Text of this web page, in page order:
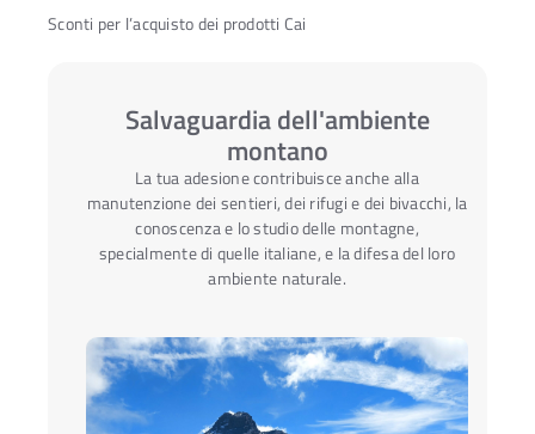
Sconti per l’acquisto dei prodotti Cai
Salvaguardia dell'ambiente
montano
La tua adesione contribuisce anche alla
manutenzione dei sentieri, dei rifugi e dei bivacchi, la
conoscenza e lo studio delle montagne,
specialmente di quelle italiane, e la difesa del loro
ambiente naturale.